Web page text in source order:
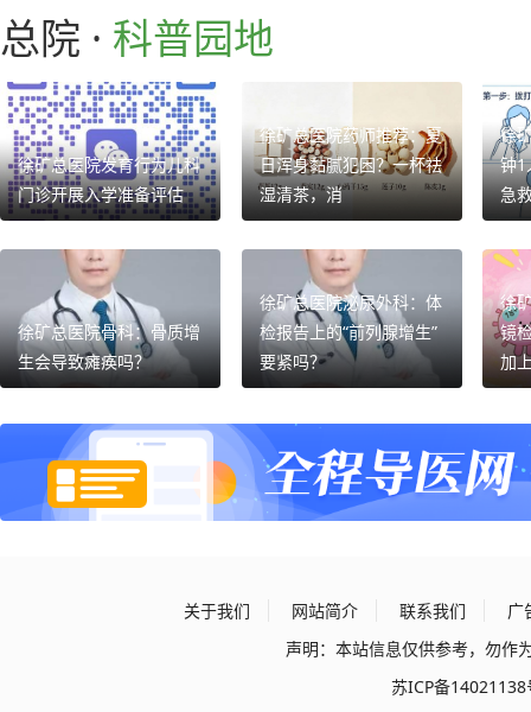
总院 · 科普园地
徐矿总医院发育行为儿科
门诊开展入学准备评估
徐矿总医院药师推荐：夏
日浑身黏腻犯困？一杯祛
湿清茶，消
徐
钟1
急
徐矿总医院骨科：骨质增
生会导致瘫痪吗？
徐矿总医院泌尿外科：体
检报告上的“前列腺增生”
要紧吗？
徐
镜
加
关于我们 网站简介 联系我们
广
声明：本站信息仅供参考，勿作
苏ICP备14021138